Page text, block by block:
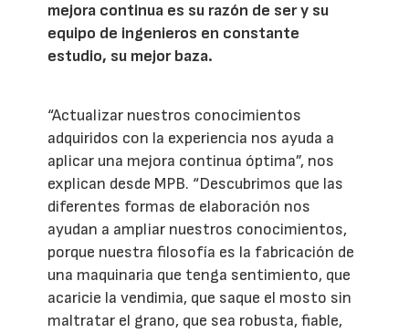
mejora continua es su razón de ser y su
equipo de ingenieros en constante
estudio, su mejor baza.
“Actualizar nuestros conocimientos
adquiridos con la experiencia nos ayuda a
aplicar una mejora continua óptima”, nos
explican desde MPB. “Descubrimos que las
diferentes formas de elaboración nos
ayudan a ampliar nuestros conocimientos,
porque nuestra filosofía es la fabricación de
una maquinaria que tenga sentimiento, que
acaricie la vendimia, que saque el mosto sin
maltratar el grano, que sea robusta, fiable,